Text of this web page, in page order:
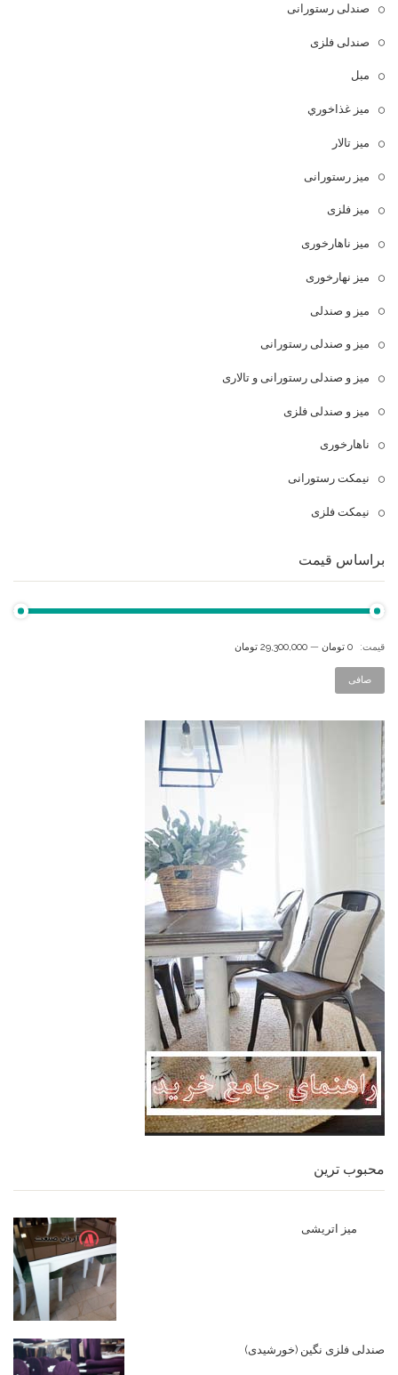
صندلی رستورانی
صندلی فلزی
مبل
ميز غذاخوري
میز تالار
میز رستورانی
میز فلزی
میز ناهارخوری
میز نهارخوری
میز و صندلی
میز و صندلی رستورانی
میز و صندلی رستورانی و تالاری
میز و صندلی فلزی
ناهارخوری
نیمکت رستورانی
نیمکت فلزی
براساس قیمت
صافی
قيمت: 0 تومان — 29,300,000 تومان
محبوب ترین
میز اتریشی
صندلی فلزی نگین (خورشیدی)